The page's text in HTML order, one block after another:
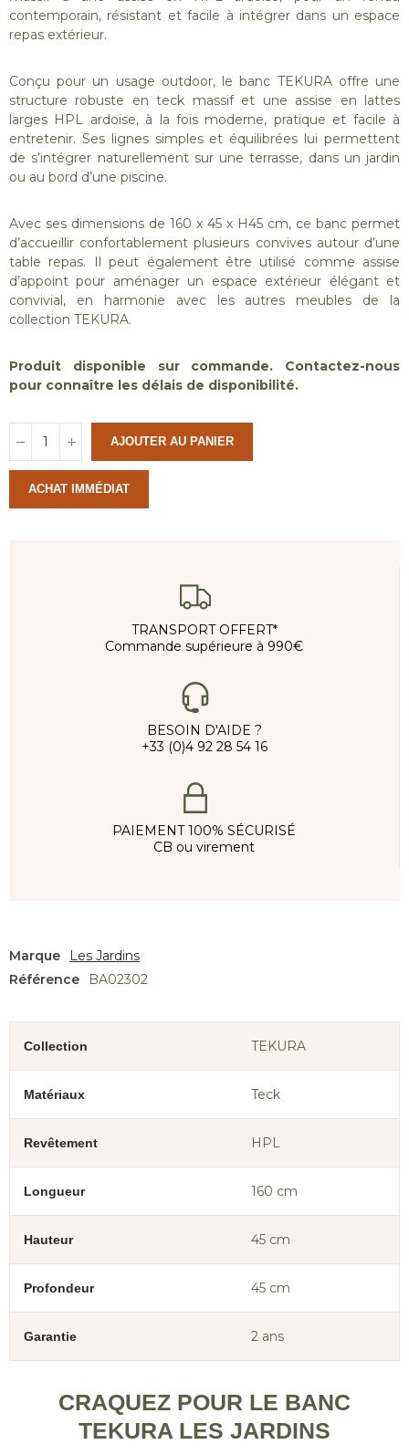
contemporain, résistant et facile à intégrer dans un espace
repas extérieur.
Conçu pour un usage outdoor, le banc TEKURA offre une
structure robuste en teck massif et une assise en lattes
larges HPL ardoise, à la fois moderne, pratique et facile à
entretenir. Ses lignes simples et équilibrées lui permettent
de s’intégrer naturellement sur une terrasse, dans un jardin
ou au bord d’une piscine.
Avec ses dimensions de 160 x 45 x H45 cm, ce banc permet
d’accueillir confortablement plusieurs convives autour d’une
table repas. Il peut également être utilisé comme assise
d’appoint pour aménager un espace extérieur élégant et
convivial, en harmonie avec les autres meubles de la
collection TEKURA.
Produit disponible sur commande. Contactez-nous
pour connaître les délais de disponibilité.
AJOUTER AU PANIER
ACHAT IMMÉDIAT
TRANSPORT OFFERT*
Commande supérieure à 990€
BESOIN D'AIDE ?
+33 (0)4 92 28 54 16
PAIEMENT 100% SÉCURISÉ
CB ou virement
Marque
Les Jardins
Référence
BA02302
Collection TEKURA
Matériaux Teck
Revêtement HPL
Longueur 160 cm
Hauteur 45 cm
Profondeur 45 cm
Garantie 2 ans
CRAQUEZ POUR LE BANC
TEKURA LES JARDINS